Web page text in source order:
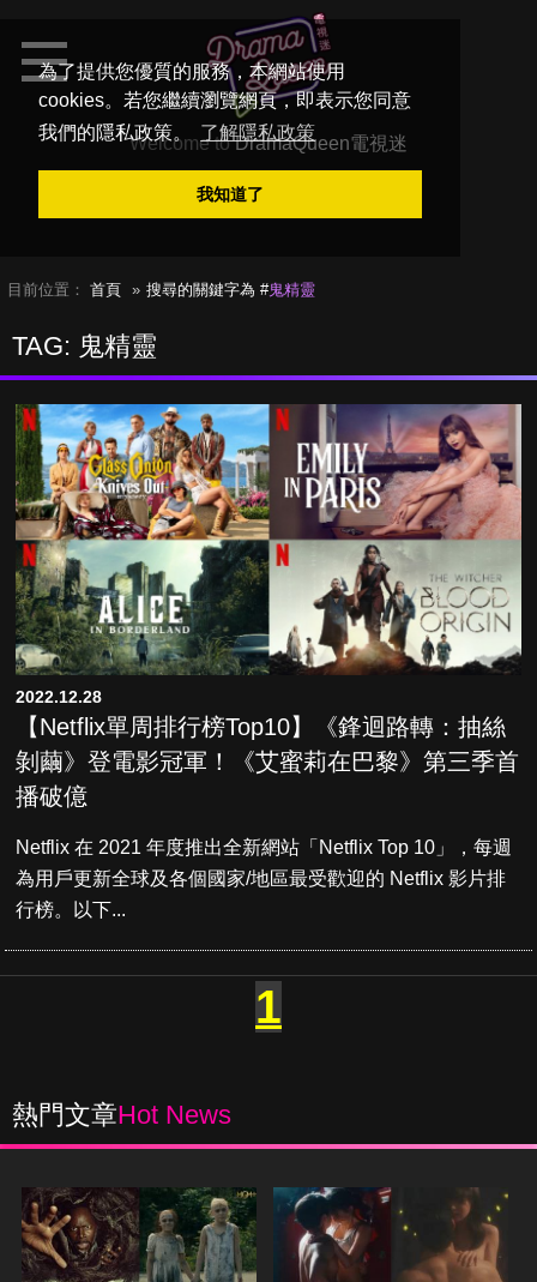
為了提供您優質的服務，本網站使用
cookies。若您繼續瀏覽網頁，即表示您同意
我們的隱私政策。
了解隱私政策
我知道了
Welcome toDramaQueen電視迷
目前位置： 首頁 搜尋的關鍵字為 #鬼精靈
TAG: 鬼精靈
2022.12.28
【Netflix單周排行榜Top10】《鋒迴路轉：抽絲
剝繭》登電影冠軍！《艾蜜莉在巴黎》第三季首
播破億
Netflix 在 2021 年度推出全新網站「Netflix Top 10」，每週
為用戶更新全球及各個國家/地區最受歡迎的 Netflix 影片排
行榜。以下...
1
熱門文章Hot News